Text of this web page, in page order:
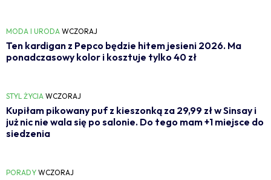
MODA I URODA WCZORAJ
Ten kardigan z Pepco będzie hitem jesieni 2026. Ma
ponadczasowy kolor i kosztuje tylko 40 zł
STYL ŻYCIA WCZORAJ
Kupiłam pikowany puf z kieszonką za 29,99 zł w Sinsay i
już nic nie wala się po salonie. Do tego mam +1 miejsce do
siedzenia
PORADY WCZORAJ